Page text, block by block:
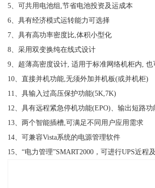
5、可共用电池组,节省电池投资及运成本
6、具有经济模式运转能力可选择
7、具有高功率密度比,体积小型化
8、采用双变换纯在线式设计
9、超薄高密度设计, 适用于标准网络机柜内, 也
10、直接并机功能,无须外加并机板(或并机柜)
11、具输入过高压保护功能(5K,7K)
12、具有远程紧急停机功能(EPO)、输出短路
13、两个智能插槽,可满足不同用户应用需求
14、可兼容Vista系统的电源管理软件
15、“电力管理”SMART2000，可进行UPS近程